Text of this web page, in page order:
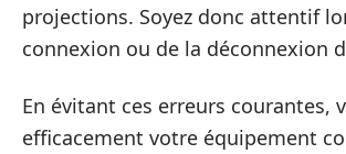
projections. Soyez donc attentif
connexion ou de la déconnexion
En évitant ces erreurs courantes,
efficacement votre équipement